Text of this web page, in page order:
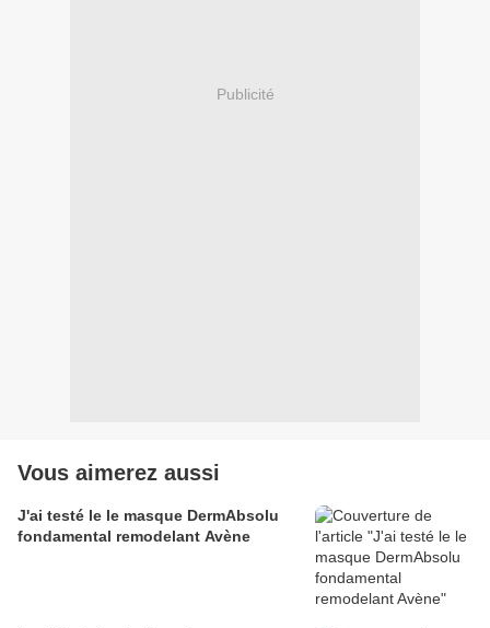
Publicité
Vous aimerez aussi
J'ai testé le le masque DermAbsolu
fondamental remodelant Avène